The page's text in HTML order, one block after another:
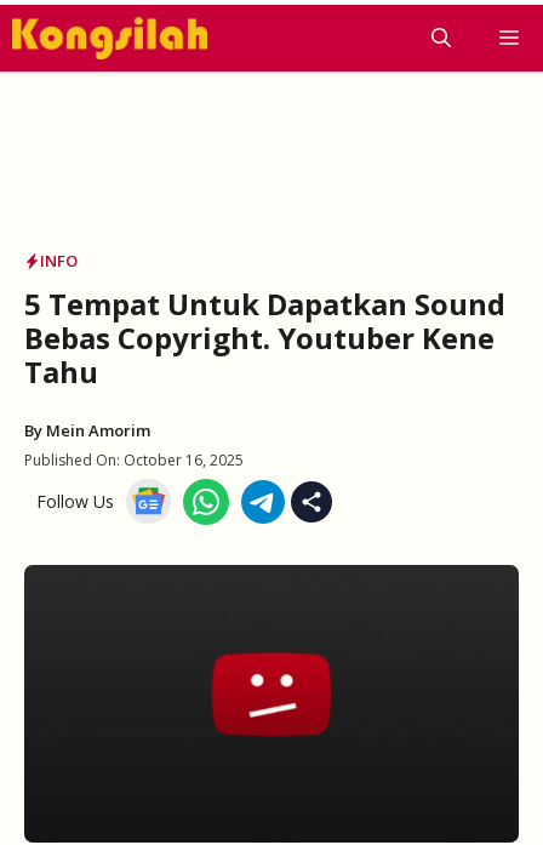
Skip
INFO
5 Tempat Untuk Dapatkan Sound
Bebas Copyright. Youtuber Kene
Tahu
By Mein Amorim
Published On: October 16, 2025
Follow Us